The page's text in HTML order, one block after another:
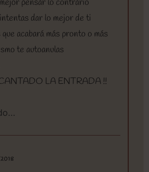
dar lo mejor de ti
acabará más pronto o más
te autoanulas
LA ENTRADA !!